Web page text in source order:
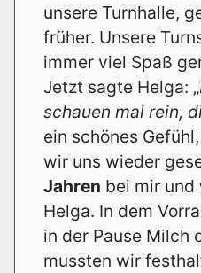
unsere Turnhalle,
früher. Unsere
immer viel Spaß
Jetzt sagte Helga: „
schauen mal rein,
ein schönes
wir uns wieder
Jahren bei mir und
Helga. In dem
in der Pause Milch
mussten wir